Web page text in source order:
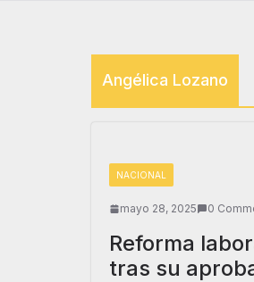
Angélica Lozano
NACIONAL
mayo 28, 2025 0
Reforma
tras su